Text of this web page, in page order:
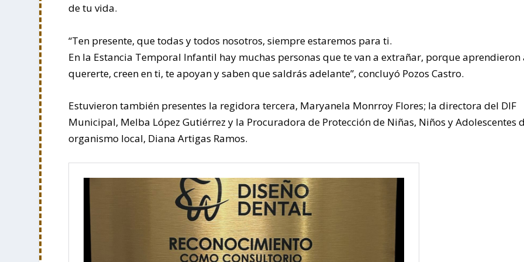
de tu vida.
“Ten presente, que todas y todos nosotros, siempre estaremos para ti.
En la Estancia Temporal Infantil hay muchas personas que te van a extrañar, porque aprendieron
quererte, creen en ti, te apoyan y saben que saldrás adelante”, concluyó Pozos Castro.
Estuvieron también presentes la regidora tercera, Maryanela Monrroy Flores; la directora del DIF
Municipal, Melba López Gutiérrez y la Procuradora de Protección de Niñas, Niños y Adolescentes
organismo local, Diana Artigas Ramos.